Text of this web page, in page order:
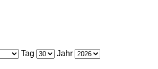
Tag Jahr